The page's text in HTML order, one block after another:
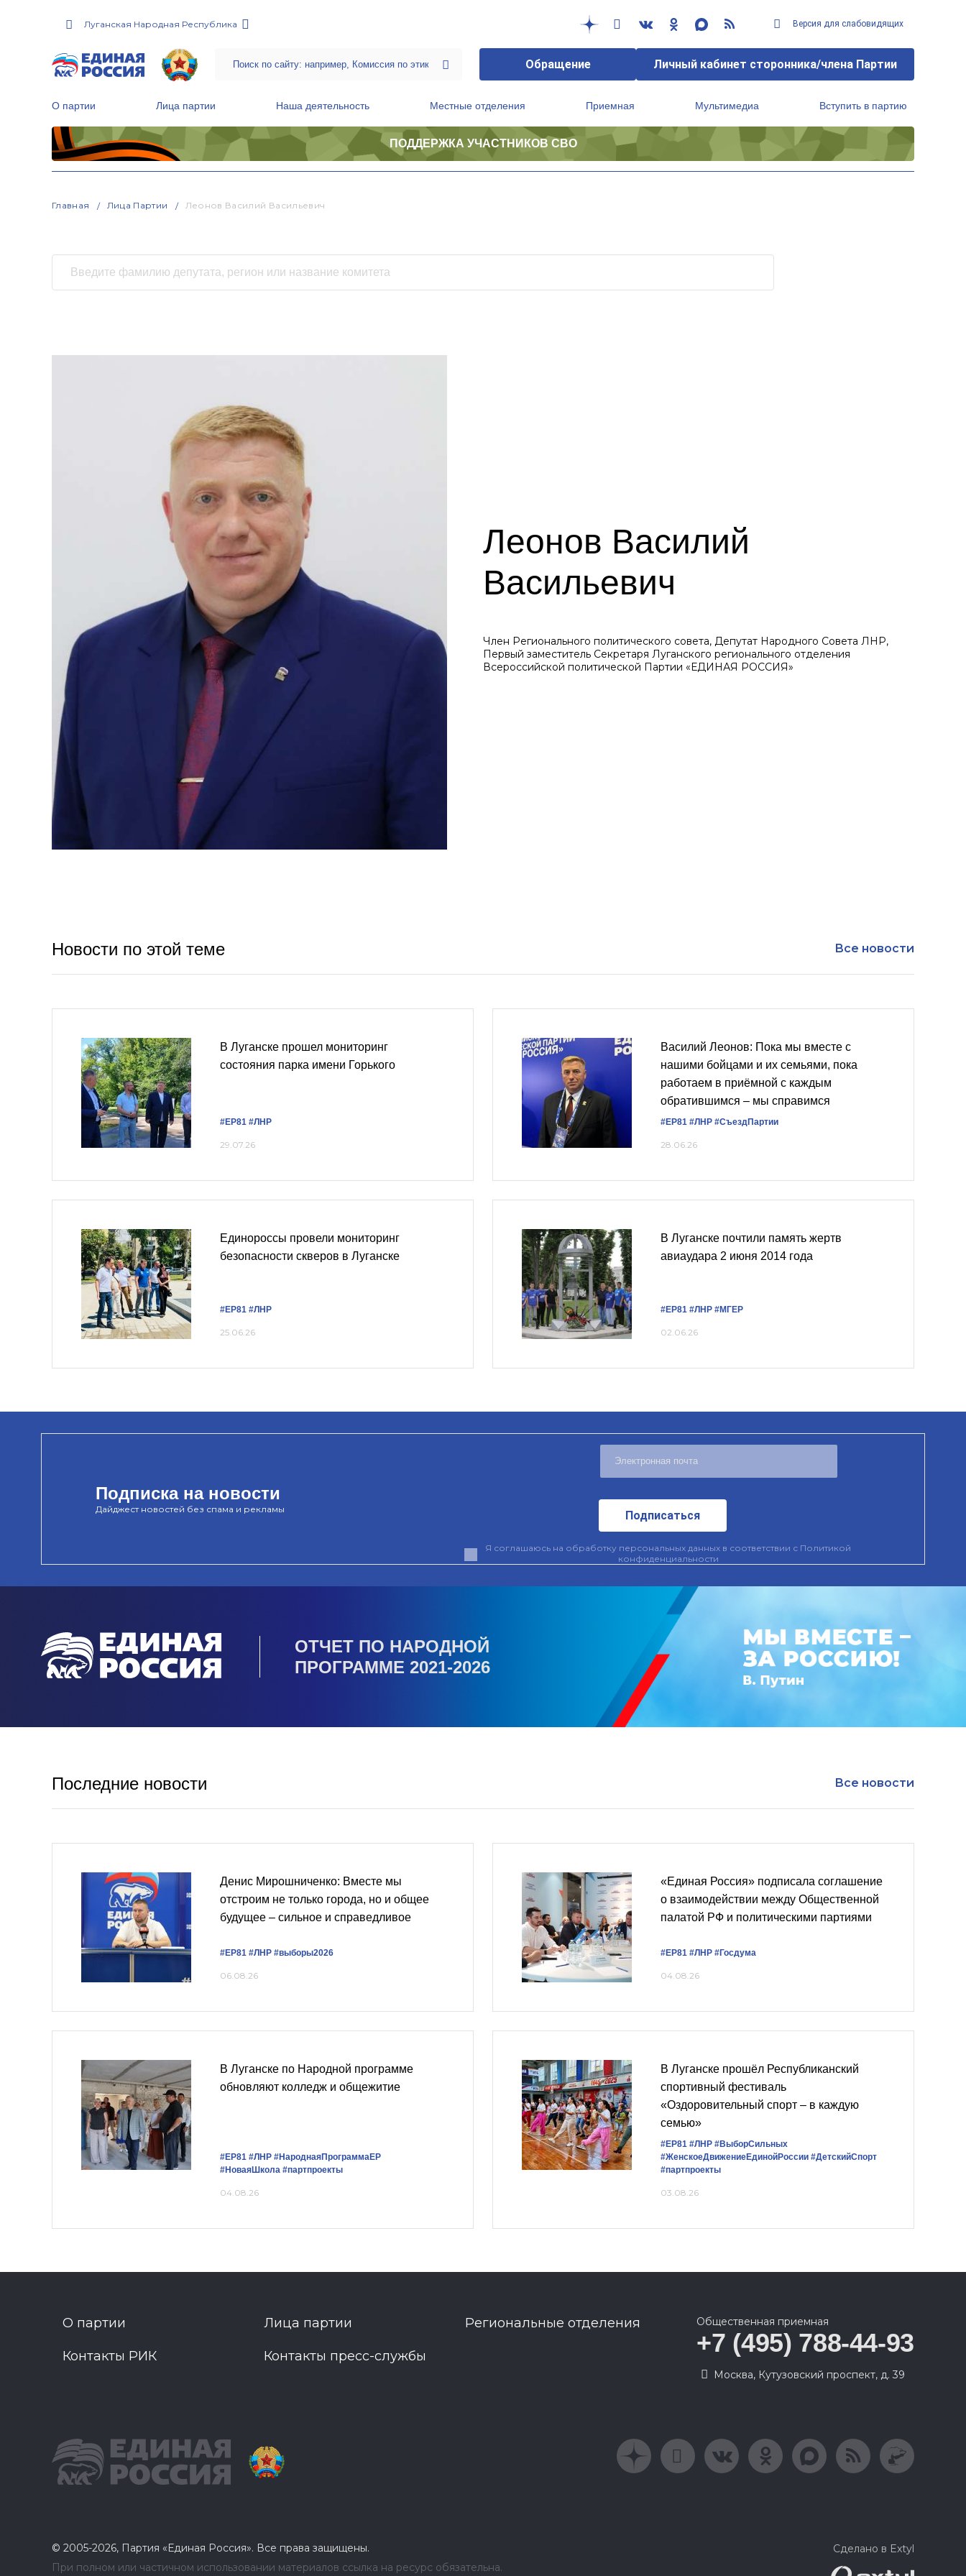
Луганская Народная Республика Версия для слабовидящих
Обращение Личный кабинет сторонника/члена Партии
О партии Лица партии Наша деятельность Местные отделения Приемная Мультимедиа Вступить в партию
ПОДДЕРЖКА УЧАСТНИКОВ СВО
Главная Лица Партии Леонов Василий Васильевич
Леонов Василий
Васильевич
Член Регионального политического совета, Депутат Народного Совета ЛНР,
Первый заместитель Секретаря Луганского регионального отделения
Всероссийской политической Партии «ЕДИНАЯ РОССИЯ»
Новости по этой теме Все новости
В Луганске прошел мониторинг
состояния парка имени Горького
#ЕР81 #ЛНР
29.07.26
Василий Леонов: Пока мы вместе с
нашими бойцами и их семьями, пока
работаем в приёмной с каждым
обратившимся – мы справимся
#ЕР81 #ЛНР #СъездПартии
28.06.26
Единороссы провели мониторинг
безопасности скверов в Луганске
#ЕР81 #ЛНР
25.06.26
В Луганске почтили память жертв
авиаудара 2 июня 2014 года
#ЕР81 #ЛНР #‎МГЕР‬
02.06.26
Подписка на новости
Дайджест новостей без спама и рекламы Подписаться
Я соглашаюсь на обработку персональных данных в соответствии с Политикой
конфиденциальности
ОТЧЕТ ПО НАРОДНОЙ
ПРОГРАММЕ 2021-2026
Последние новости Все новости
Денис Мирошниченко: Вместе мы
отстроим не только города, но и общее
будущее – сильное и справедливое
#ЕР81 #ЛНР #выборы2026
06.08.26
«Единая Россия» подписала соглашение
о взаимодействии между Общественной
палатой РФ и политическими партиями
#ЕР81 #ЛНР #Госдума
04.08.26
В Луганске по Народной программе
обновляют колледж и общежитие
#ЕР81 #ЛНР #НароднаяПрограммаЕР
#НоваяШкола #партпроекты
04.08.26
В Луганске прошёл Республиканский
спортивный фестиваль
«Оздоровительный спорт – в каждую
семью»
#ЕР81 #ЛНР #ВыборСильных
#ЖенскоеДвижениеЕдинойРоссии #ДетскийСпорт
#партпроекты
03.08.26
О партии Лица партии Региональные отделения
Контакты РИК Контакты пресс-службы
Общественная приемная
+7 (495) 788-44-93
Москва, Кутузовский проспект, д. 39
© 2005-2026, Партия «Единая Россия». Все права защищены.
При полном или частичном использовании материалов ссылка на ресурс обязательна.
Сделано в Extyl